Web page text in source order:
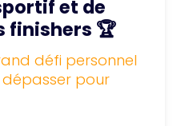
et de
finishers 🏆
défi personnel
pour